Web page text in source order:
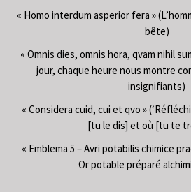
« Homo interdum asperior fera »
bête)
« Omnis dies, omnis hora, qvam nihil
jour, chaque heure nous montre
insignifiants)
« Considera cuid, cui et qvo »
[tu le dis] et où [tu te
« Emblema 5 – Avri potabilis chimice
Or potable préparé